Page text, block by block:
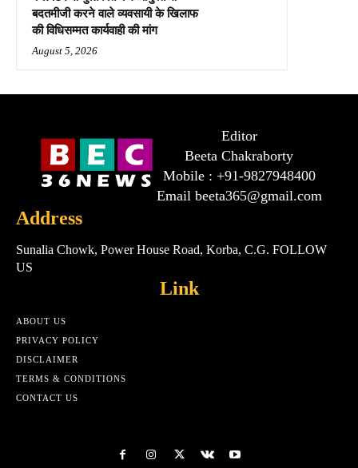
बदतमीजी करने वाले व्यवसायी के खिलाफ
की विधिसम्मत कार्यवाही की मांग
August 5, 2026
Editor
Beeta Chakraborty
Mobile : +91-9827948400
Email beeta365@gmail.com
Address
Sunalia Chowk, Power House Road, Korba, C.G. FOLLOW
US
Link
ABOUT US
PRIVACY POLICY
DISCLAIMER
TERMS & CONDITIONS
CONTACT US